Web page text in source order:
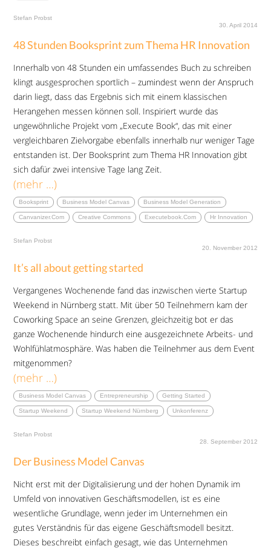
Stefan Probst
30. April 2014
48 Stunden Booksprint zum Thema HR Innovation
Innerhalb von 48 Stunden ein umfassendes Buch zu schreiben
klingt ausgesprochen sportlich – zumindest wenn der Anspruch
darin liegt, dass das Ergebnis sich mit einem klassischen
Herangehen messen können soll. Inspiriert wurde das
ungewöhnliche Projekt vom „Execute Book“, das mit einer
vergleichbaren Zielvorgabe ebenfalls innerhalb nur weniger Tage
entstanden ist. Der Booksprint zum Thema HR Innovation gibt
sich dafür zwei intensive Tage lang Zeit.
(mehr …)
Booksprint Business Model Canvas Business Model Generation
Canvanizer.com Creative Commons Executebook.com Hr Innovation
Stefan Probst
20. November 2012
It’s all about getting started
Vergangenes Wochenende fand das inzwischen vierte Startup
Weekend in Nürnberg statt. Mit über 50 Teilnehmern kam der
Coworking Space an seine Grenzen, gleichzeitig bot er das
ganze Wochenende hindurch eine ausgezeichnete Arbeits- und
Wohlfühlatmosphäre. Was haben die Teilnehmer aus dem Event
mitgenommen?
(mehr …)
Business Model Canvas Entrepreneurship Getting Started
Startup Weekend Startup Weekend Nürnberg Unkonferenz
Stefan Probst
28. September 2012
Der Business Model Canvas
Nicht erst mit der Digitalisierung und der hohen Dynamik im
Umfeld von innovativen Geschäftsmodellen, ist es eine
wesentliche Grundlage, wenn jeder im Unternehmen ein
gutes Verständnis für das eigene Geschäftsmodell besitzt.
Dieses beschreibt einfach gesagt, wie das Unternehmen